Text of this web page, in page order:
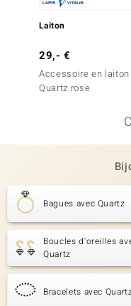
Laiton
29,- €
Accessoire en
Quartz rose
Bagues avec Quartz
Boucles d'oreilles
Quartz
Bracelets avec